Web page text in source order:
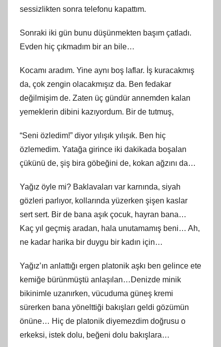
sessizlikten sonra telefonu kapattım.
Sonraki iki gün bunu düşünmekten başım çatladı.
Evden hiç çıkmadım bir an bile…
Kocamı aradım. Yine aynı boş laflar. İş kuracakmış
da, çok zengin olacakmışız da. Ben fedakar
değilmişim de. Zaten üç gündür annemden kalan
yemeklerin dibini kazıyordum. Bir de tutmuş,
“Seni özledim!” diyor yılışık yılışık. Ben hiç
özlemedim. Yatağa girince iki dakikada boşalan
çükünü de, şiş bira göbeğini de, kokan ağzını da…
Yağız öyle mi? Baklavaları var karnında, siyah
gözleri parlıyor, kollarında yüzerken şişen kaslar
sert sert. Bir de bana aşık çocuk, hayran bana…
Kaç yıl geçmiş aradan, hala unutamamış beni… Ah,
ne kadar harika bir duygu bir kadın için…
Yağız’ın anlattığı ergen platonik aşkı ben gelince ete
kemiğe bürünmüştü anlaşılan…Denizde minik
bikinimle uzanırken, vücuduma güneş kremi
sürerken bana yönelttiği bakışları geldi gözümün
önüne… Hiç de platonik diyemezdim doğrusu o
erkeksi, istek dolu, beğeni dolu bakışlara…